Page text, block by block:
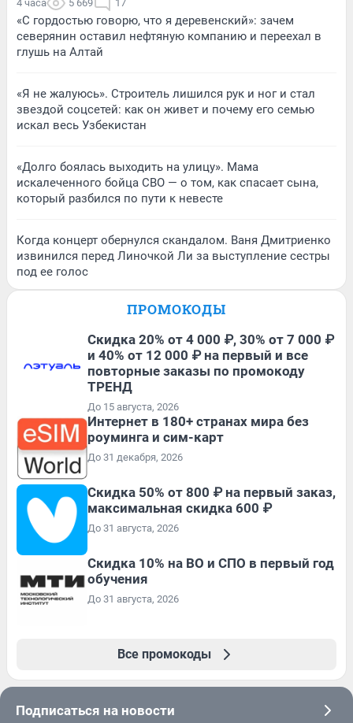
4 часа 5 669 17
«С гордостью говорю, что я деревенский»: зачем
северянин оставил нефтяную компанию и переехал в
глушь на Алтай
«Я не жалуюсь». Строитель лишился рук и ног и стал
звездой соцсетей: как он живет и почему его семью
искал весь Узбекистан
«Долго боялась выходить на улицу». Мама
искалеченного бойца СВО — о том, как спасает сына,
который разбился по пути к невесте
Когда концерт обернулся скандалом. Ваня Дмитриенко
извинился перед Линочкой Ли за выступление сестры
под ее голос
ПРОМОКОДЫ
Скидка 20% от 4 000 ₽, 30% от 7 000 ₽
и 40% от 12 000 ₽ на первый и все
повторные заказы по промокоду
ТРЕНД
До 15 августа, 2026
Интернет в 180+ странах мира без
роуминга и сим-карт
До 31 декабря, 2026
Скидка 50% от 800 ₽ на первый заказ,
максимальная скидка 600 ₽
До 31 августа, 2026
Скидка 10% на ВО и СПО в первый год
обучения
До 31 августа, 2026
Все промокоды
Подписаться на новости